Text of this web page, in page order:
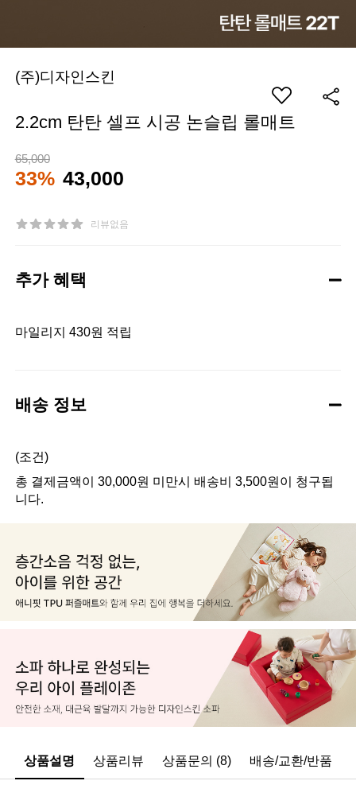
(주)디자인스킨
2.2cm 탄탄 셀프 시공 논슬립 롤매트
65,000
33% 43,000
리뷰없음
추가 혜택
마일리지 430원 적립
배송 정보
(조건)
총 결제금액이 30,000원 미만시 배송비 3,500원이 청구됩
니다.
상품설명 상품리뷰 상품문의 (8) 배송/교환/반품